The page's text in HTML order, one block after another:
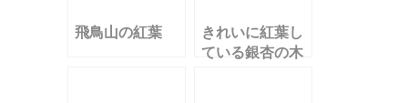
飛鳥山の紅葉
きれいに紅葉し
ている銀杏の木